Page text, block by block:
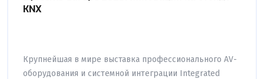
KNX
Крупнейшая в мире выставка профессионального AV-
оборудования и системной интеграции Integrated